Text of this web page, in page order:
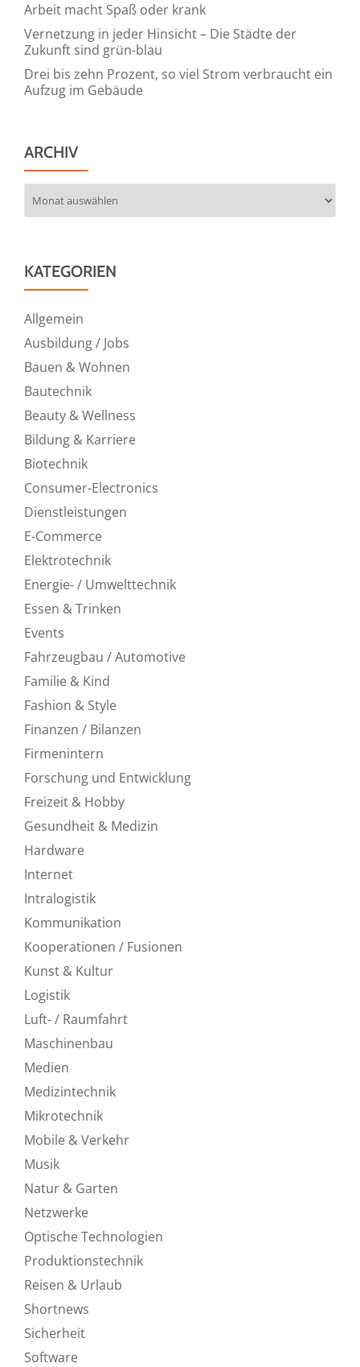
Arbeit macht Spaß oder krank
Vernetzung in jeder Hinsicht – Die Städte der
Zukunft sind grün-blau
Drei bis zehn Prozent, so viel Strom verbraucht ein
Aufzug im Gebäude
ARCHIV
KATEGORIEN
Allgemein
Ausbildung / Jobs
Bauen & Wohnen
Bautechnik
Beauty & Wellness
Bildung & Karriere
Biotechnik
Consumer-Electronics
Dienstleistungen
E-Commerce
Elektrotechnik
Energie- / Umwelttechnik
Essen & Trinken
Events
Fahrzeugbau / Automotive
Familie & Kind
Fashion & Style
Finanzen / Bilanzen
Firmenintern
Forschung und Entwicklung
Freizeit & Hobby
Gesundheit & Medizin
Hardware
Internet
Intralogistik
Kommunikation
Kooperationen / Fusionen
Kunst & Kultur
Logistik
Luft- / Raumfahrt
Maschinenbau
Medien
Medizintechnik
Mikrotechnik
Mobile & Verkehr
Musik
Natur & Garten
Netzwerke
Optische Technologien
Produktionstechnik
Reisen & Urlaub
Shortnews
Sicherheit
Software